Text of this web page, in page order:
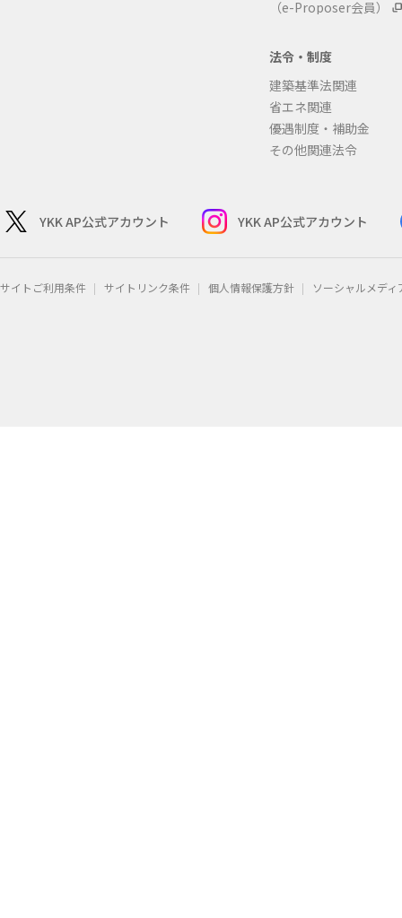
（e-Proposer会員）
法令・制度
建築基準法関連
省エネ関連
優遇制度・補助金
その他関連法令
YKK AP公式アカウント YKK AP公式アカウント
サイトご利用条件 サイトリンク条件 個人情報保護方針 ソーシャルメデ